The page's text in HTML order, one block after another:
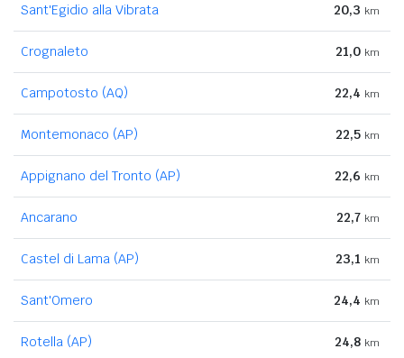
Sant'Egidio alla Vibrata 20,3 km
Crognaleto 21,0 km
Campotosto (AQ) 22,4 km
Montemonaco (AP) 22,5 km
Appignano del Tronto (AP) 22,6 km
Ancarano 22,7 km
Castel di Lama (AP) 23,1 km
Sant'Omero 24,4 km
Rotella (AP) 24,8 km